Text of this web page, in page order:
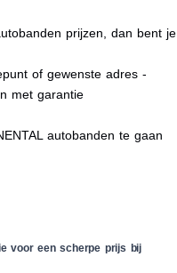
prijzen, dan bent je
of gewenste adres -
met garantie
autobanden te gaan
voor een scherpe prijs bij